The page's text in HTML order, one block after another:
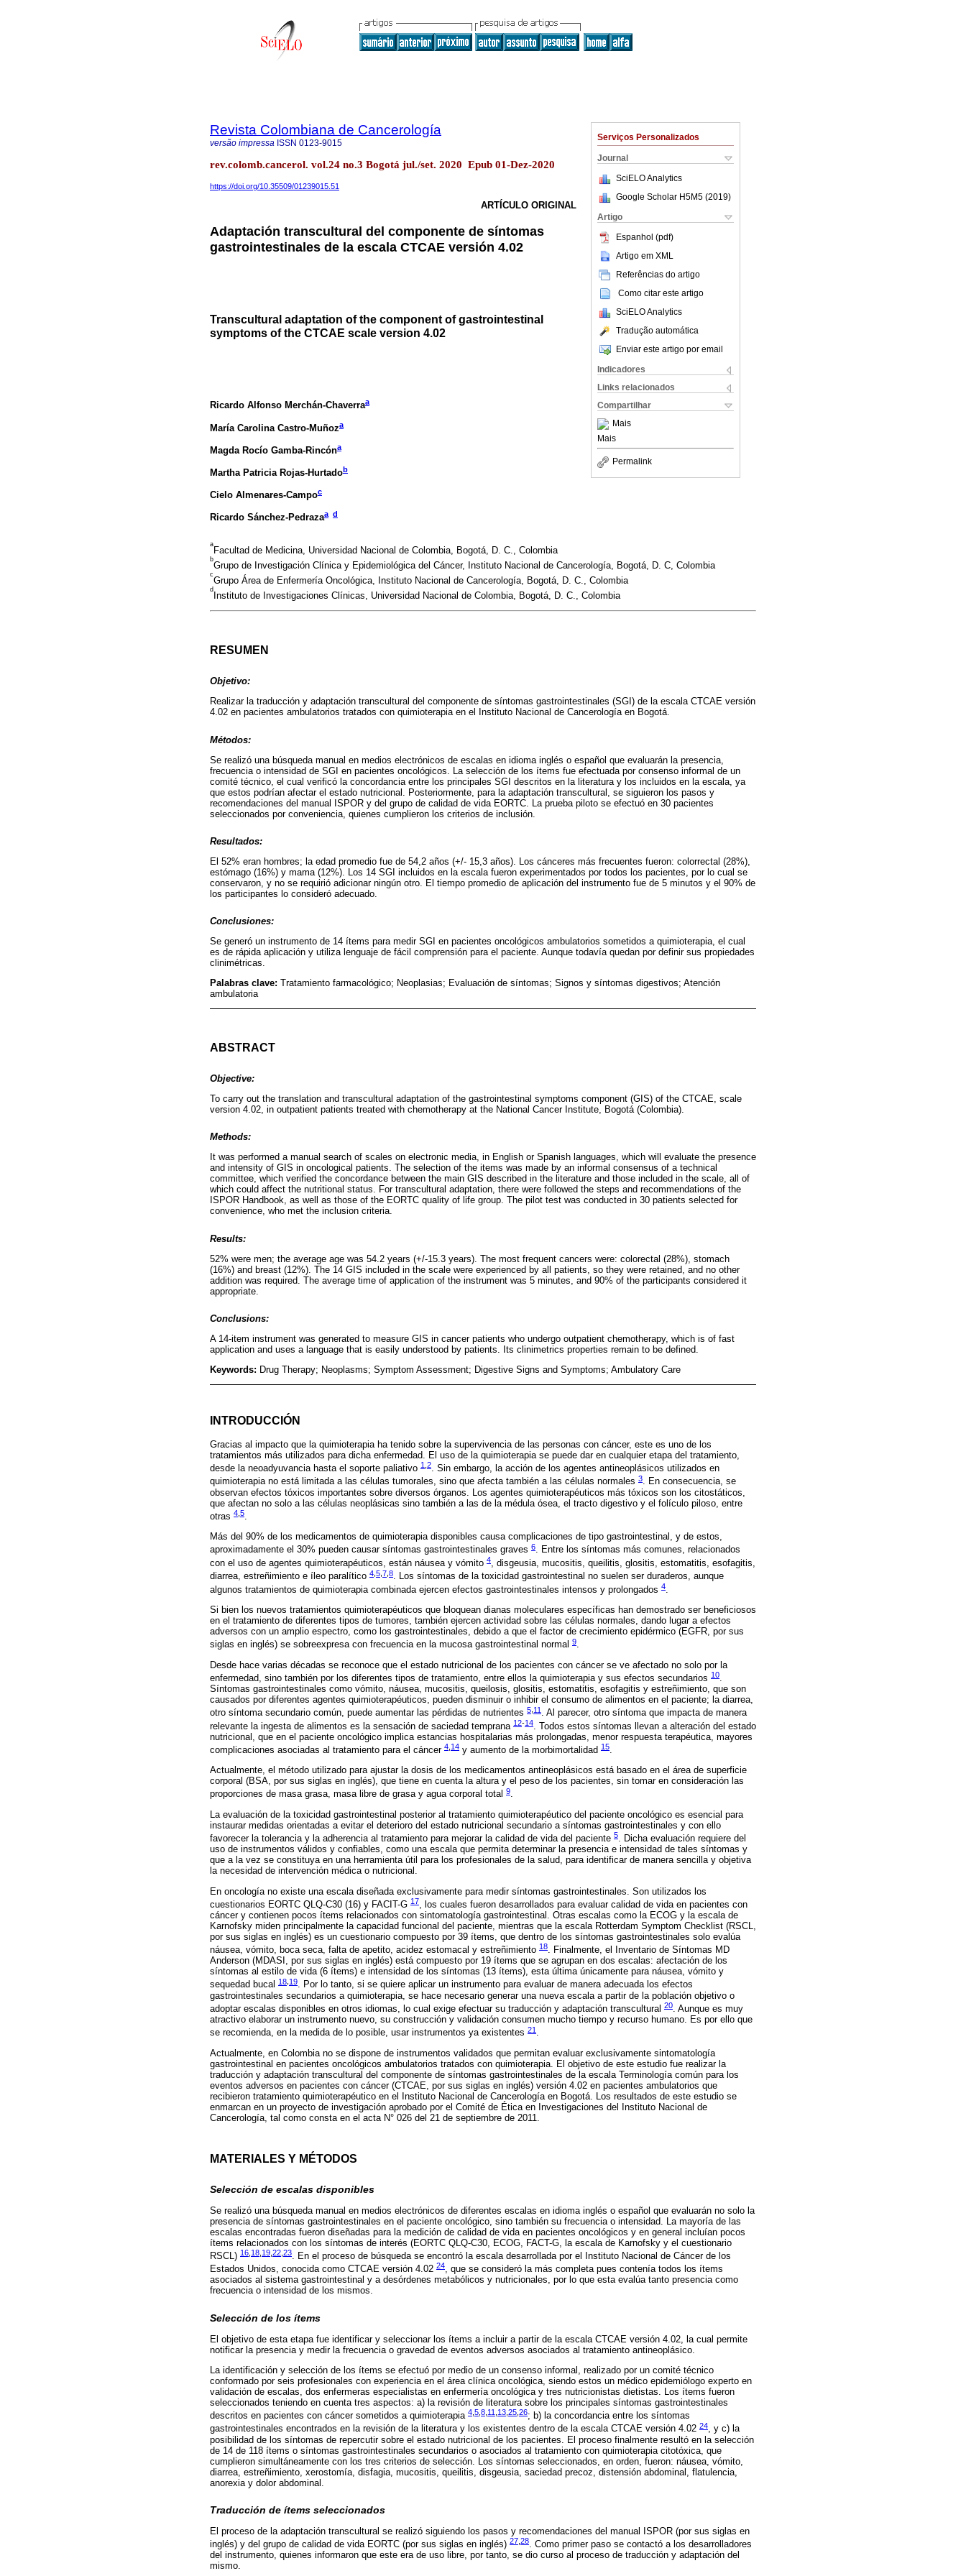
Serviços Personalizados
Journal
SciELO Analytics
Google Scholar H5M5 (2019)
Artigo
Espanhol (pdf)
Artigo em XML
Referências do artigo
Como citar este artigo
SciELO Analytics
Tradução automática
Enviar este artigo por email
Indicadores
Links relacionados
Compartilhar
Mais
Mais
Permalink
Revista Colombiana de Cancerología
versão impressa ISSN 0123-9015
rev.colomb.cancerol. vol.24 no.3 Bogotá jul./set. 2020 Epub 01-Dez-2020
https://doi.org/10.35509/01239015.51
ARTÍCULO ORIGINAL
Adaptación transcultural del componente de síntomas
gastrointestinales de la escala CTCAE versión 4.02
Transcultural adaptation of the component of gastrointestinal
symptoms of the CTCAE scale version 4.02
Ricardo Alfonso Merchán-Chaverraa
María Carolina Castro-Muñoza
Magda Rocío Gamba-Rincóna
Martha Patricia Rojas-Hurtadob
Cielo Almenares-Campoc
Ricardo Sánchez-Pedrazaa d
a
Facultad de Medicina, Universidad Nacional de Colombia, Bogotá, D. C., Colombia
b
Grupo de Investigación Clínica y Epidemiológica del Cáncer, Instituto Nacional de Cancerología, Bogotá, D. C, Colombia
c
Grupo Área de Enfermería Oncológica, Instituto Nacional de Cancerología, Bogotá, D. C., Colombia
d
Instituto de Investigaciones Clínicas, Universidad Nacional de Colombia, Bogotá, D. C., Colombia
RESUMEN
Objetivo:
Realizar la traducción y adaptación transcultural del componente de síntomas gastrointestinales (SGI) de la escala CTCAE versión
4.02 en pacientes ambulatorios tratados con quimioterapia en el Instituto Nacional de Cancerología en Bogotá.
Métodos:
Se realizó una búsqueda manual en medios electrónicos de escalas en idioma inglés o español que evaluarán la presencia,
frecuencia o intensidad de SGI en pacientes oncológicos. La selección de los ítems fue efectuada por consenso informal de un
comité técnico, el cual verificó la concordancia entre los principales SGI descritos en la literatura y los incluidos en la escala, ya
que estos podrían afectar el estado nutricional. Posteriormente, para la adaptación transcultural, se siguieron los pasos y
recomendaciones del manual ISPOR y del grupo de calidad de vida EORTC. La prueba piloto se efectuó en 30 pacientes
seleccionados por conveniencia, quienes cumplieron los criterios de inclusión.
Resultados:
El 52% eran hombres; la edad promedio fue de 54,2 años (+/- 15,3 años). Los cánceres más frecuentes fueron: colorrectal (28%),
estómago (16%) y mama (12%). Los 14 SGI incluidos en la escala fueron experimentados por todos los pacientes, por lo cual se
conservaron, y no se requirió adicionar ningún otro. El tiempo promedio de aplicación del instrumento fue de 5 minutos y el 90% de
los participantes lo consideró adecuado.
Conclusiones:
Se generó un instrumento de 14 ítems para medir SGI en pacientes oncológicos ambulatorios sometidos a quimioterapia, el cual
es de rápida aplicación y utiliza lenguaje de fácil comprensión para el paciente. Aunque todavía quedan por definir sus propiedades
clinimétricas.
Palabras clave: Tratamiento farmacológico; Neoplasias; Evaluación de síntomas; Signos y síntomas digestivos; Atención
ambulatoria
ABSTRACT
Objective:
To carry out the translation and transcultural adaptation of the gastrointestinal symptoms component (GIS) of the CTCAE, scale
version 4.02, in outpatient patients treated with chemotherapy at the National Cancer Institute, Bogotá (Colombia).
Methods:
It was performed a manual search of scales on electronic media, in English or Spanish languages, which will evaluate the presence
and intensity of GIS in oncological patients. The selection of the items was made by an informal consensus of a technical
committee, which verified the concordance between the main GIS described in the literature and those included in the scale, all of
which could affect the nutritional status. For transcultural adaptation, there were followed the steps and recommendations of the
ISPOR Handbook, as well as those of the EORTC quality of life group. The pilot test was conducted in 30 patients selected for
convenience, who met the inclusion criteria.
Results:
52% were men; the average age was 54.2 years (+/-15.3 years). The most frequent cancers were: colorectal (28%), stomach
(16%) and breast (12%). The 14 GIS included in the scale were experienced by all patients, so they were retained, and no other
addition was required. The average time of application of the instrument was 5 minutes, and 90% of the participants considered it
appropriate.
Conclusions:
A 14-item instrument was generated to measure GIS in cancer patients who undergo outpatient chemotherapy, which is of fast
application and uses a language that is easily understood by patients. Its clinimetrics properties remain to be defined.
Keywords: Drug Therapy; Neoplasms; Symptom Assessment; Digestive Signs and Symptoms; Ambulatory Care
INTRODUCCIÓN
Gracias al impacto que la quimioterapia ha tenido sobre la supervivencia de las personas con cáncer, este es uno de los
tratamientos más utilizados para dicha enfermedad. El uso de la quimioterapia se puede dar en cualquier etapa del tratamiento,
desde la neoadyuvancia hasta el soporte paliativo 1 2. Sin embargo, la acción de los agentes antineoplásicos utilizados en
quimioterapia no está limitada a las células tumorales, sino que afecta también a las células normales 3. En consecuencia, se
observan efectos tóxicos importantes sobre diversos órganos. Los agentes quimioterapéuticos más tóxicos son los citostáticos,
que afectan no solo a las células neoplásicas sino también a las de la médula ósea, el tracto digestivo y el folículo piloso, entre
otras 4 5.
Más del 90% de los medicamentos de quimioterapia disponibles causa complicaciones de tipo gastrointestinal, y de estos,
aproximadamente el 30% pueden causar síntomas gastrointestinales graves 6. Entre los síntomas más comunes, relacionados
con el uso de agentes quimioterapéuticos, están náusea y vómito 4, disgeusia, mucositis, queilitis, glositis, estomatitis, esofagitis,
diarrea, estreñimiento e íleo paralítico 4 5 7 8. Los síntomas de la toxicidad gastrointestinal no suelen ser duraderos, aunque
algunos tratamientos de quimioterapia combinada ejercen efectos gastrointestinales intensos y prolongados 4
Si bien los nuevos tratamientos quimioterapéuticos que bloquean dianas moleculares específicas han demostrado ser beneficiosos
en el tratamiento de diferentes tipos de tumores, también ejercen actividad sobre las células normales, dando lugar a efectos
adversos con un amplio espectro, como los gastrointestinales, debido a que el factor de crecimiento epidérmico (EGFR, por sus
siglas en inglés) se sobreexpresa con frecuencia en la mucosa gastrointestinal normal 9.
Desde hace varias décadas se reconoce que el estado nutricional de los pacientes con cáncer se ve afectado no solo por la
enfermedad, sino también por los diferentes tipos de tratamiento, entre ellos la quimioterapia y sus efectos secundarios 10.
Síntomas gastrointestinales como vómito, náusea, mucositis, queilosis, glositis, estomatitis, esofagitis y estreñimiento, que son
causados por diferentes agentes quimioterapéuticos, pueden disminuir o inhibir el consumo de alimentos en el paciente; la diarrea,
otro síntoma secundario común, puede aumentar las pérdidas de nutrientes 5 11 . Al parecer, otro síntoma que impacta de manera
relevante la ingesta de alimentos es la sensación de saciedad temprana 12-14
. Todos estos síntomas llevan a alteración del estado
nutricional, que en el paciente oncológico implica estancias hospitalarias más prolongadas, menor respuesta terapéutica, mayores
complicaciones asociadas al tratamiento para el cáncer 4 14 y aumento de la morbimortalidad 15.
Actualmente, el método utilizado para ajustar la dosis de los medicamentos antineoplásicos está basado en el área de superficie
corporal (BSA, por sus siglas en inglés), que tiene en cuenta la altura y el peso de los pacientes, sin tomar en consideración las
proporciones de masa grasa, masa libre de grasa y agua corporal total 9.
La evaluación de la toxicidad gastrointestinal posterior al tratamiento quimioterapéutico del paciente oncológico es esencial para
instaurar medidas orientadas a evitar el deterioro del estado nutricional secundario a síntomas gastrointestinales y con ello
favorecer la tolerancia y la adherencia al tratamiento para mejorar la calidad de vida del paciente 5. Dicha evaluación requiere del
uso de instrumentos válidos y confiables, como una escala que permita determinar la presencia e intensidad de tales síntomas y
que a la vez se constituya en una herramienta útil para los profesionales de la salud, para identificar de manera sencilla y objetiva
la necesidad de intervención médica o nutricional.
En oncología no existe una escala diseñada exclusivamente para medir síntomas gastrointestinales. Son utilizados los
cuestionarios EORTC QLQ-C30 (16) y FACIT-G 17, los cuales fueron desarrollados para evaluar calidad de vida en pacientes con
cáncer y contienen pocos ítems relacionados con sintomatología gastrointestinal. Otras escalas como la ECOG y la escala de
Karnofsky miden principalmente la capacidad funcional del paciente, mientras que la escala Rotterdam Symptom Checklist (RSCL,
por sus siglas en inglés) es un cuestionario compuesto por 39 ítems, que dentro de los síntomas gastrointestinales solo evalúa
náusea, vómito, boca seca, falta de apetito, acidez estomacal y estreñimiento 18. Finalmente, el Inventario de Síntomas MD
Anderson (MDASI, por sus siglas en inglés) está compuesto por 19 ítems que se agrupan en dos escalas: afectación de los
síntomas al estilo de vida (6 ítems) e intensidad de los síntomas (13 ítems), esta última únicamente para náusea, vómito y
sequedad bucal 18,19. Por lo tanto, si se quiere aplicar un instrumento para evaluar de manera adecuada los efectos
gastrointestinales secundarios a quimioterapia, se hace necesario generar una nueva escala a partir de la población objetivo o
adoptar escalas disponibles en otros idiomas, lo cual exige efectuar su traducción y adaptación transcultural 20. Aunque es muy
atractivo elaborar un instrumento nuevo, su construcción y validación consumen mucho tiempo y recurso humano. Es por ello que
se recomienda, en la medida de lo posible, usar instrumentos ya existentes 21 .
Actualmente, en Colombia no se dispone de instrumentos validados que permitan evaluar exclusivamente sintomatología
gastrointestinal en pacientes oncológicos ambulatorios tratados con quimioterapia. El objetivo de este estudio fue realizar la
traducción y adaptación transcultural del componente de síntomas gastrointestinales de la escala Terminología común para los
eventos adversos en pacientes con cáncer (CTCAE, por sus siglas en inglés) versión 4.02 en pacientes ambulatorios que
recibieron tratamiento quimioterapéutico en el Instituto Nacional de Cancerología en Bogotá. Los resultados de este estudio se
enmarcan en un proyecto de investigación aprobado por el Comité de Ética en Investigaciones del Instituto Nacional de
Cancerología, tal como consta en el acta N° 026 del 21 de septiembre de 2011.
MATERIALES Y MÉTODOS
Selección de escalas disponibles
Se realizó una búsqueda manual en medios electrónicos de diferentes escalas en idioma inglés o español que evaluarán no solo la
presencia de síntomas gastrointestinales en el paciente oncológico, sino también su frecuencia o intensidad. La mayoría de las
escalas encontradas fueron diseñadas para la medición de calidad de vida en pacientes oncológicos y en general incluían pocos
ítems relacionados con los síntomas de interés (EORTC QLQ-C30, ECOG, FACT-G, la escala de Karnofsky y el cuestionario
RSCL) 16 18 19 22 23. En el proceso de búsqueda se encontró la escala desarrollada por el Instituto Nacional de Cáncer de los
Estados Unidos, conocida como CTCAE versión 4.02 24, que se consideró la más completa pues contenía todos los ítems
asociados al sistema gastrointestinal y a desórdenes metabólicos y nutricionales, por lo que esta evalúa tanto presencia como
frecuencia o intensidad de los mismos.
Selección de los ítems
El objetivo de esta etapa fue identificar y seleccionar los ítems a incluir a partir de la escala CTCAE versión 4.02, la cual permite
notificar la presencia y medir la frecuencia o gravedad de eventos adversos asociados al tratamiento antineoplásico.
La identificación y selección de los ítems se efectuó por medio de un consenso informal, realizado por un comité técnico
conformado por seis profesionales con experiencia en el área clínica oncológica, siendo estos un médico epidemiólogo experto en
validación de escalas, dos enfermeras especialistas en enfermería oncológica y tres nutricionistas dietistas. Los ítems fueron
seleccionados teniendo en cuenta tres aspectos: a) la revisión de literatura sobre los principales síntomas gastrointestinales
descritos en pacientes con cáncer sometidos a quimioterapia 4 5 8 11 13 25 26; b) la concordancia entre los síntomas
gastrointestinales encontrados en la revisión de la literatura y los existentes dentro de la escala CTCAE versión 4.02 24, y c) la
posibilidad de los síntomas de repercutir sobre el estado nutricional de los pacientes. El proceso finalmente resultó en la selección
de 14 de 118 ítems o síntomas gastrointestinales secundarios o asociados al tratamiento con quimioterapia citotóxica, que
cumplieron simultáneamente con los tres criterios de selección. Los síntomas seleccionados, en orden, fueron: náusea, vómito,
diarrea, estreñimiento, xerostomía, disfagia, mucositis, queilitis, disgeusia, saciedad precoz, distensión abdominal, flatulencia,
anorexia y dolor abdominal.
Traducción de ítems seleccionados
El proceso de la adaptación transcultural se realizó siguiendo los pasos y recomendaciones del manual ISPOR (por sus siglas en
inglés) y del grupo de calidad de vida EORTC (por sus siglas en inglés) 27 28. Como primer paso se contactó a los desarrolladores
del instrumento, quienes informaron que este era de uso libre, por tanto, se dio curso al proceso de traducción y adaptación del
mismo.